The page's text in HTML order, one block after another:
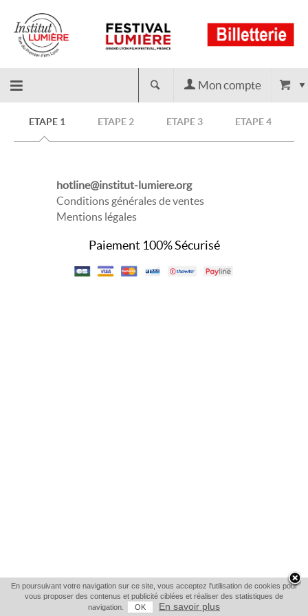
Retour
Mon compte
ETAPE 1 ETAPE 2 ETAPE 3 ETAPE 4
hotline@institut-lumiere.org
Conditions générales de ventes
Mentions légales
Paiement 100% Sécurisé
En poursuivant votre navigation sur ce site, vous acceptez l'utilisation de cookies pour
vous proposer des contenus et publicité ciblées et réaliser des statistiques de
navigation.
OK En savoir plus